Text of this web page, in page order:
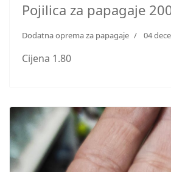
Pojilica za papagaje
Dodatna oprema za papagaje 04
Cijena 1.80